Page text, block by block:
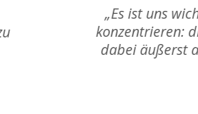
zu optimieren, um
Textilien. Die
und sehr flexibel. Sie